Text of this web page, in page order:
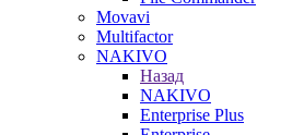
Movavi
Multifactor
NAKIVO
Назад
NAKIVO
Enterprise Plus